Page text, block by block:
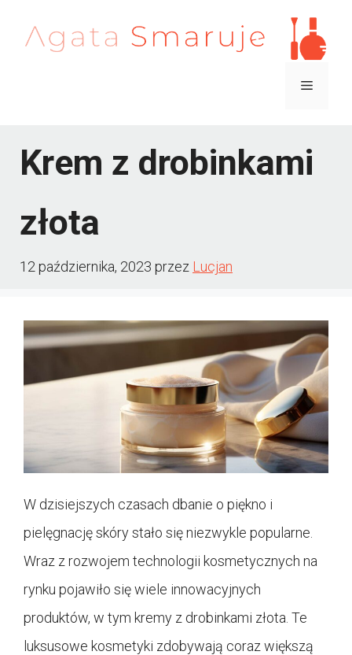
Menu
Krem z drobinkami
złota
12 października, 2023 przez Lucjan
W dzisiejszych czasach dbanie o piękno i
pielęgnację skóry stało się niezwykle popularne.
Wraz z rozwojem technologii kosmetycznych na
rynku pojawiło się wiele innowacyjnych
produktów, w tym kremy z drobinkami złota. Te
luksusowe kosmetyki zdobywają coraz większą